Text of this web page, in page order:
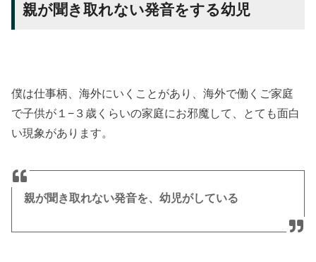
親が聞き取れない発音をする幼児
僕は仕事柄、海外にいくことがあり、海外で働くご家庭
で子供が１−３歳くらいの家庭にお邪魔して、とても面白
い現象があります。
親が聞き取れない発音を、幼児がしている